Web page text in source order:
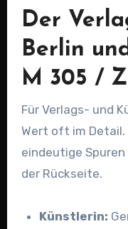
Der
Berlin
M 305 / Z
Für Verlags- und
Wert oft im
eindeutige
der Rückseite.
Künstlerin: